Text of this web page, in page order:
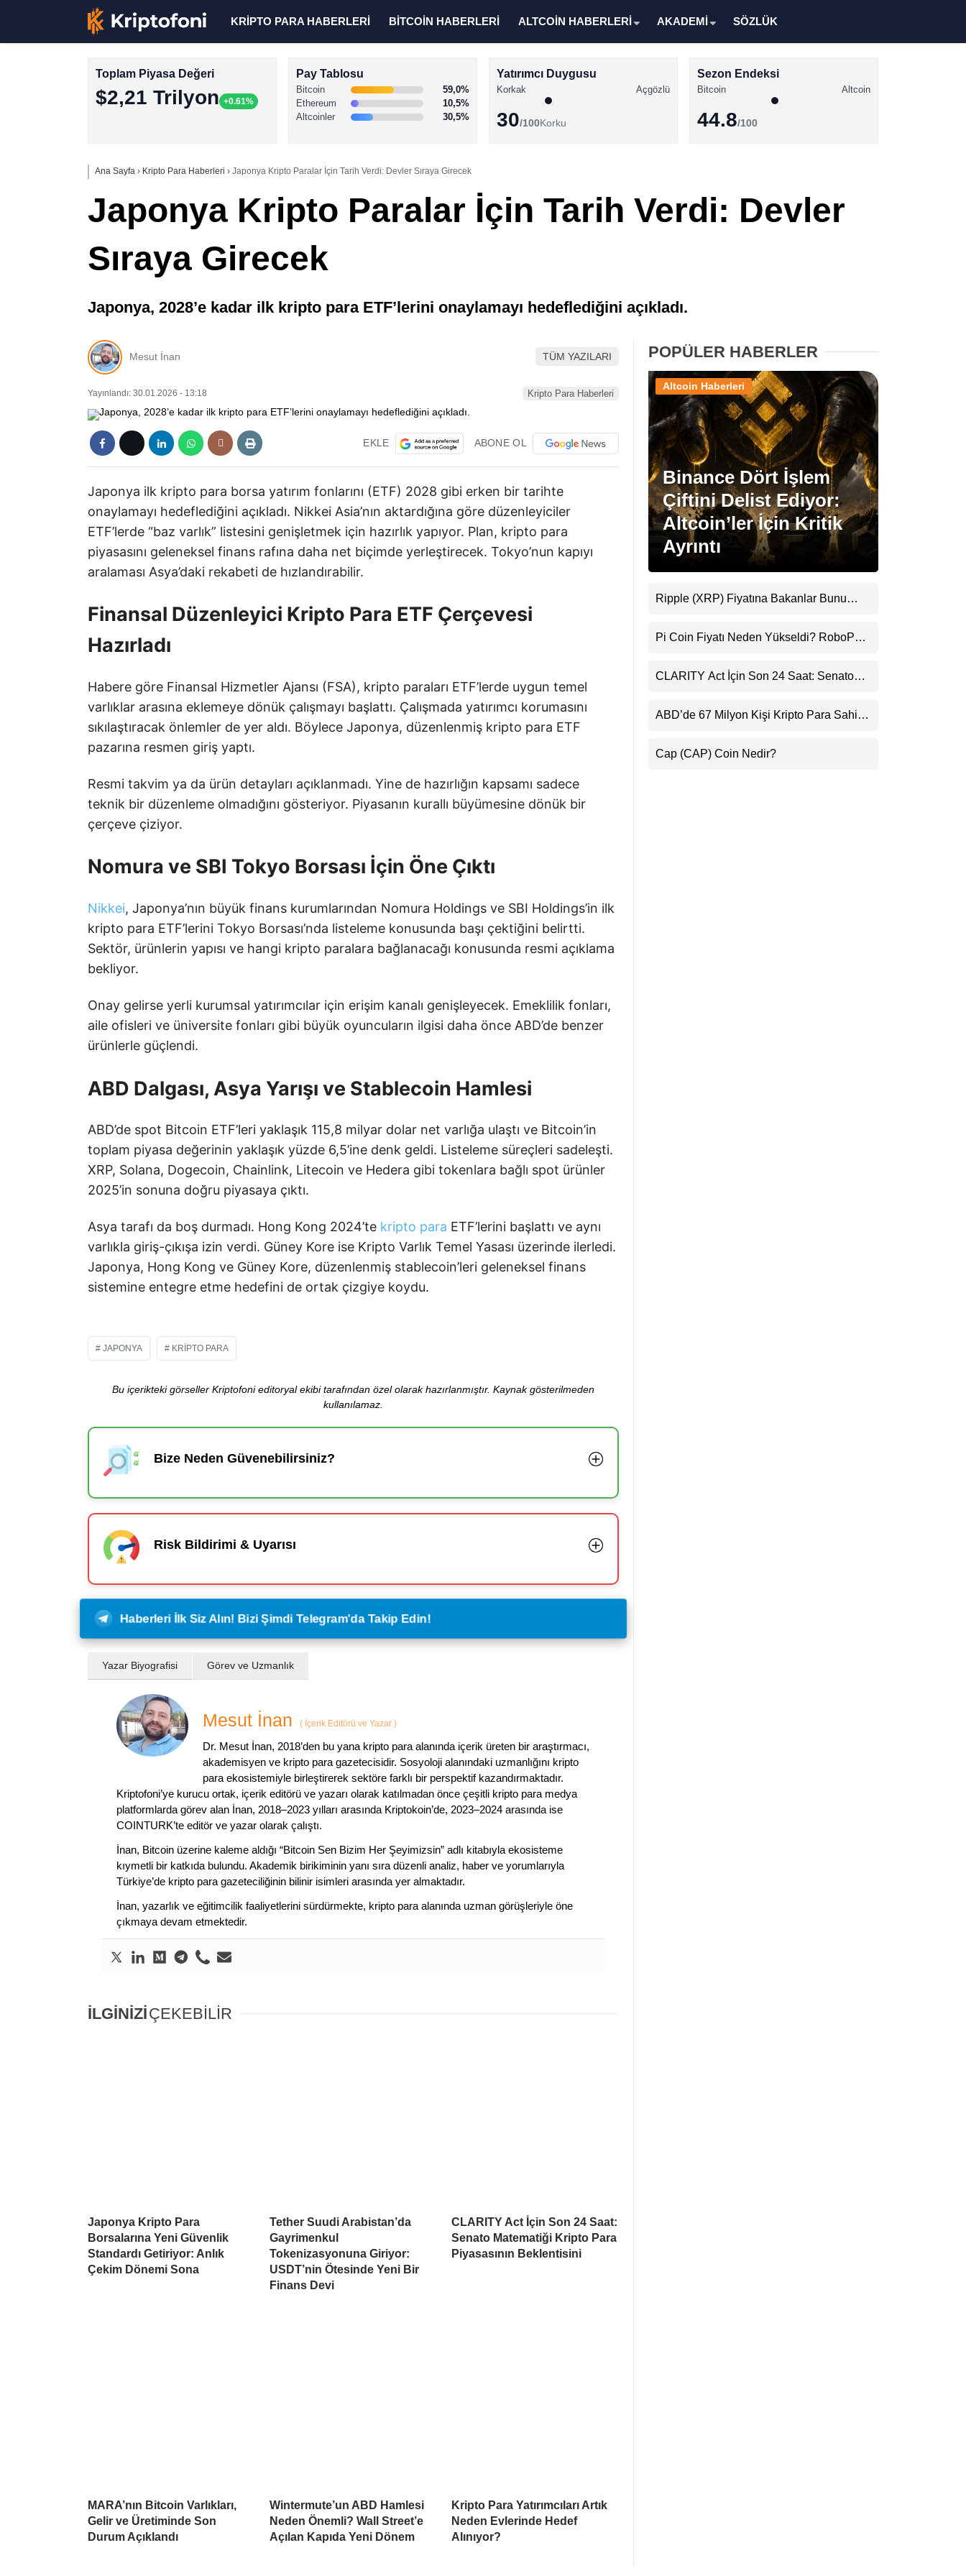
Altcoin Haberleri
Stablecoin Haberleri
Facebook
Instagram
Youtube
KRİPTO PARA HABERLERİ BİTCOİN HABERLERİ ALTCOİN HABERLERİ AKADEMİ SÖZLÜK
Toplam Piyasa Değeri
$2,21 Trilyon +0.61%
Pay Tablosu
Bitcoin
59,0%
Ethereum
10,5%
Altcoinler
30,5%
Yatırımcı Duygusu
Korkak Açgözlü
30/100Korku
Sezon Endeksi
Bitcoin Altcoin
44.8/100
Ana Sayfa › Kripto Para Haberleri › Japonya Kripto Paralar İçin Tarih Verdi: Devler Sıraya Girecek
Japonya Kripto Paralar İçin Tarih Verdi: Devler
Sıraya Girecek
Japonya, 2028’e kadar ilk kripto para ETF’lerini onaylamayı hedeflediğini açıkladı.
Mesut İnan TÜM YAZILARI
Yayınlandı: 30.01.2026 - 13:18 Kripto Para Haberleri
EKLE ABONE OL
Japonya ilk kripto para borsa yatırım fonlarını (ETF) 2028 gibi erken bir tarihte
onaylamayı hedeflediğini açıkladı. Nikkei Asia’nın aktardığına göre düzenleyiciler
ETF’lerde “baz varlık” listesini genişletmek için hazırlık yapıyor. Plan, kripto para
piyasasını geleneksel finans rafına daha net biçimde yerleştirecek. Tokyo’nun kapıyı
aralaması Asya’daki rekabeti de hızlandırabilir.
Finansal Düzenleyici Kripto Para ETF Çerçevesi
Hazırladı
Habere göre Finansal Hizmetler Ajansı (FSA), kripto paraları ETF’lerde uygun temel
varlıklar arasına eklemeye dönük çalışmayı başlattı. Çalışmada yatırımcı korumasını
sıkılaştıracak önlemler de yer aldı. Böylece Japonya, düzenlenmiş kripto para ETF
pazarına resmen giriş yaptı.
Resmi takvim ya da ürün detayları açıklanmadı. Yine de hazırlığın kapsamı sadece
teknik bir düzenleme olmadığını gösteriyor. Piyasanın kurallı büyümesine dönük bir
çerçeve çiziyor.
Nomura ve SBI Tokyo Borsası İçin Öne Çıktı
Nikkei, Japonya’nın büyük finans kurumlarından Nomura Holdings ve SBI Holdings’in ilk
kripto para ETF’lerini Tokyo Borsası’nda listeleme konusunda başı çektiğini belirtti.
Sektör, ürünlerin yapısı ve hangi kripto paralara bağlanacağı konusunda resmi açıklama
bekliyor.
Onay gelirse yerli kurumsal yatırımcılar için erişim kanalı genişleyecek. Emeklilik fonları,
aile ofisleri ve üniversite fonları gibi büyük oyuncuların ilgisi daha önce ABD’de benzer
ürünlerle güçlendi.
ABD Dalgası, Asya Yarışı ve Stablecoin Hamlesi
ABD’de spot Bitcoin ETF’leri yaklaşık 115,8 milyar dolar net varlığa ulaştı ve Bitcoin’in
toplam piyasa değerinin yaklaşık yüzde 6,5’ine denk geldi. Listeleme süreçleri sadeleşti.
XRP, Solana, Dogecoin, Chainlink, Litecoin ve Hedera gibi tokenlara bağlı spot ürünler
2025’in sonuna doğru piyasaya çıktı.
Asya tarafı da boş durmadı. Hong Kong 2024’te kripto para ETF’lerini başlattı ve aynı
varlıkla giriş-çıkışa izin verdi. Güney Kore ise Kripto Varlık Temel Yasası üzerinde ilerledi.
Japonya, Hong Kong ve Güney Kore, düzenlenmiş stablecoin’leri geleneksel finans
sistemine entegre etme hedefini de ortak çizgiye koydu.
JAPONYA KRIPTO PARA
Bu içerikteki görseller Kriptofoni editoryal ekibi tarafından özel olarak hazırlanmıştır. Kaynak gösterilmeden
kullanılamaz.
Bize Neden Güvenebilirsiniz?
Risk Bildirimi & Uyarısı
Haberleri İlk Siz Alın! Bizi Şimdi Telegram'da Takip Edin!
Yazar Biyografisi Görev ve Uzmanlık
Mesut İnan ( İçerik Editörü ve Yazar )
Dr. Mesut İnan, 2018’den bu yana kripto para alanında içerik üreten bir araştırmacı,
akademisyen ve kripto para gazetecisidir. Sosyoloji alanındaki uzmanlığını kripto
para ekosistemiyle birleştirerek sektöre farklı bir perspektif kazandırmaktadır.
Kriptofoni’ye kurucu ortak, içerik editörü ve yazarı olarak katılmadan önce çeşitli kripto para medya
platformlarda görev alan İnan, 2018–2023 yılları arasında Kriptokoin’de, 2023–2024 arasında ise
COINTURK’te editör ve yazar olarak çalıştı.
İnan, Bitcoin üzerine kaleme aldığı “Bitcoin Sen Bizim Her Şeyimizsin” adlı kitabıyla ekosisteme
kıymetli bir katkıda bulundu. Akademik birikiminin yanı sıra düzenli analiz, haber ve yorumlarıyla
Türkiye’de kripto para gazeteciliğinin bilinir isimleri arasında yer almaktadır.
İnan, yazarlık ve eğitimcilik faaliyetlerini sürdürmekte, kripto para alanında uzman görüşleriyle öne
çıkmaya devam etmektedir.
İLGİNİZİÇEKEBİLİR
Japonya Kripto Para
Borsalarına Yeni Güvenlik
Standardı Getiriyor: Anlık
Çekim Dönemi Sona
Tether Suudi Arabistan’da
Gayrimenkul
Tokenizasyonuna Giriyor:
USDT’nin Ötesinde Yeni Bir
Finans Devi
CLARITY Act İçin Son 24 Saat:
Senato Matematiği Kripto Para
Piyasasının Beklentisini
MARA’nın Bitcoin Varlıkları,
Gelir ve Üretiminde Son
Durum Açıklandı
Wintermute’un ABD Hamlesi
Neden Önemli? Wall Street’e
Açılan Kapıda Yeni Dönem
Kripto Para Yatırımcıları Artık
Neden Evlerinde Hedef
Alınıyor?
POPÜLER HABERLER
Binance Dört İşlem
Çiftini Delist Ediyor:
Altcoin’ler İçin Kritik
Ayrıntı
Altcoin Haberleri
Ripple (XRP) Fiyatına Bakanlar Bunu
Uyarı
Pi Coin Fiyatı Neden Yükseldi? RoboPay
Destekledi
CLARITY Act İçin Son 24 Saat: Senato
Beklentisini Bozabilir
ABD’de 67 Milyon Kişi Kripto Para Sahibi:
Cap (CAP) Coin Nedir?